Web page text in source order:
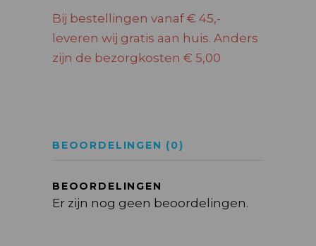
Bij bestellingen vanaf € 45,-
leveren wij gratis aan huis. Anders
zijn de bezorgkosten € 5,00
BEOORDELINGEN (0)
BEOORDELINGEN
Er zijn nog geen beoordelingen.